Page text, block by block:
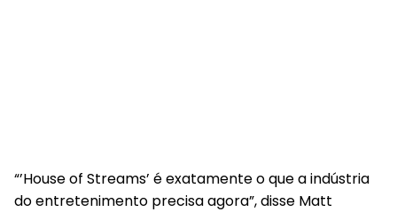
“’House of Streams’ é exatamente o que a indústria
do entretenimento precisa agora”, disse Matt